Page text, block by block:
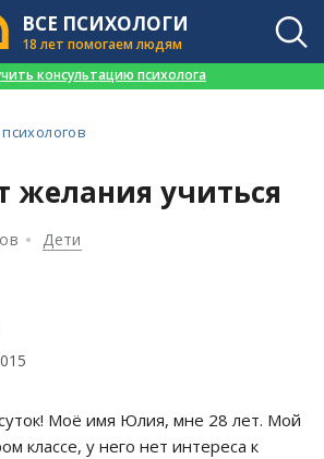
ВСЕ ПСИХОЛОГИ
18 лет помогаем людям
консультацию психолога
желания учиться
Дети
Моё имя Юлия, мне 28 лет. Мой
классе, у него нет интереса к